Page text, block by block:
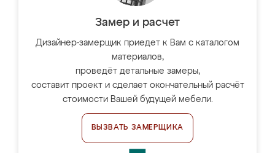
Замер и расчет
Дизайнер-замерщик приедет к Вам с каталогом
материалов,
проведёт детальные замеры,
составит проект и сделает окончательный расчёт
стоимости Вашей будущей мебели.
ВЫЗВАТЬ ЗАМЕРЩИКА